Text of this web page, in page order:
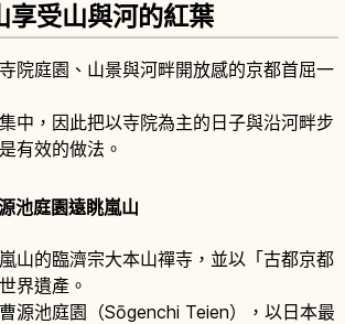
享受山與河的紅葉
院庭園、山景與河畔開放感的京都首屈一
中，因此把以寺院為主的日子與沿河畔步
有效的做法。
池庭園遠眺嵐山
山的臨濟宗大本山禪寺，並以「古都京都
界遺產。
源池庭園（Sōgenchi Teien），以日本最